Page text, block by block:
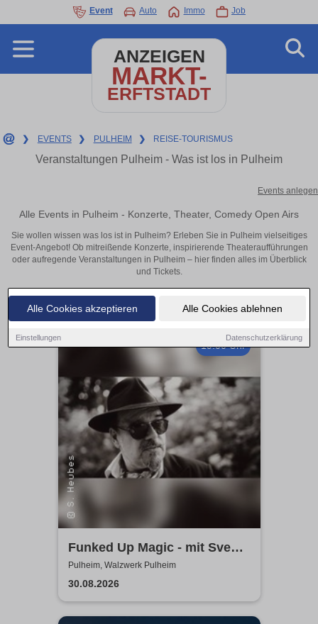
Alle Cookies akzeptieren Alle Cookies ablehnen
Einstellungen Datenschutzerklärung
Event Auto Immo Job
ANZEIGEN
MARKT-
ERFTSTADT
❯ EVENTS ❯ PULHEIM ❯ REISE-TOURISMUS
Veranstaltungen Pulheim - Was ist los in Pulheim
Events anlegen
Alle Events in Pulheim - Konzerte, Theater, Comedy Open Airs
Sie wollen wissen was los ist in Pulheim? Erleben Sie in Pulheim vielseitiges
Event-Angebot! Ob mitreißende Konzerte, inspirierende Theateraufführungen
oder aufregende Veranstaltungen in Pulheim – hier finden alles im Überblick
und Tickets.
19:00 Uhr
Funked Up Magic - mit Sven
Heubes & Band
Pulheim, Walzwerk Pulheim
30.08.2026